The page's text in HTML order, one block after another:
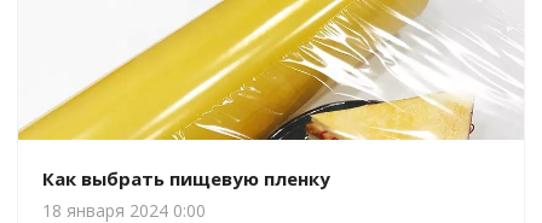
Как выбрать пищевую пленку
18 января 2024 0:00